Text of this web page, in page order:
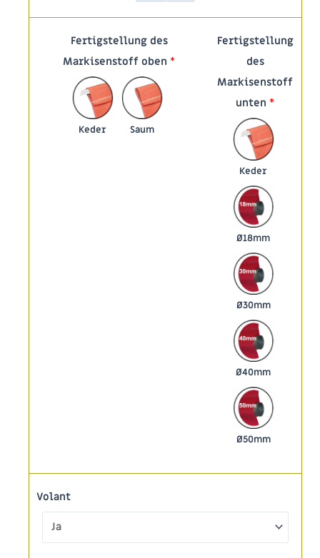
Fertigstellung des
Markisenstoff oben *
Keder Saum
Fertigstellung
des
Markisenstoff
unten *
Keder
Ø18mm
Ø30mm
Ø40mm
Ø50mm
Volant